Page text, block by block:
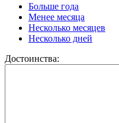
Больше года
Менее месяца
Несколько месяцев
Несколько дней
Достоинства: